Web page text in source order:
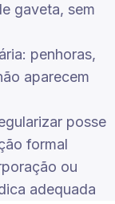
gaveta, sem
penhoras,
aparecem
posse
formal
ou
adequada